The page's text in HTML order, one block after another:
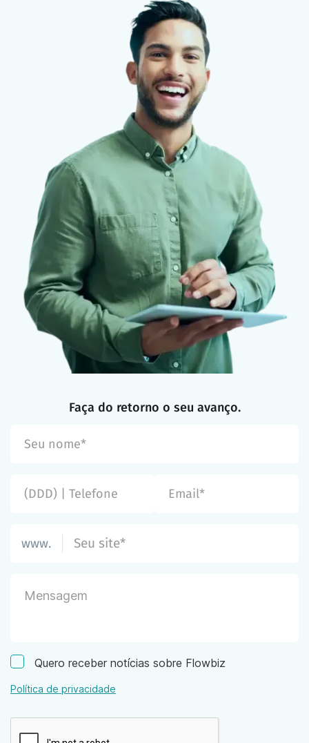
Faça do retorno o seu avanço.
www.
Quero receber notícias sobre Flowbiz
Política de privacidade